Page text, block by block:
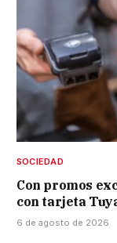
SOCIEDAD
Con promos
con tarjeta
6 de agosto de 2026